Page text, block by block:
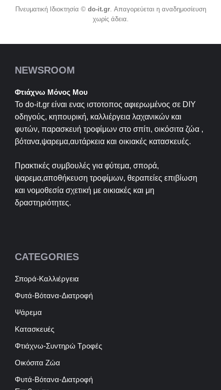
Πνευματική Ιδιοκτησία © do-it.gr. Απαγορεύεται η αναδημοσίευση
χωρίς άδεια.
NEWSROOM
Φτιάχνω Μόνος Μου
Το do-it.gr είναι ενας ιστοτοπος αφιερωμένος σε DIY
οδηγούς, κηπουρική, καλλιέργεια λαχανικών και
φυτών, παρασκευή τροφίμων στο σπίτι, οικόσιτα ζώα ,
βότανα,ψαρεμα,αυτάρκεια και οικιακές κατασκευές.
Πρακτικές συμβουλές για φύτεμα, σπορά,
ψαρεμα,αποθήκευση τροφίμων, θεραπείες επιβίωση
και νομοθεσία σχετική με οικιακές και μη
δραστηριότητες.
CATEGORIES
Σπορά-Καλλιέργεια
Φυτά-Βότανα-Διατροφή
Ψάρεμα
Κατασκευές
Φτιάχνω-Συντηρώ Τροφές
Οικόσιτα Ζώα
Φυτά-Βότανα-Διατροφή